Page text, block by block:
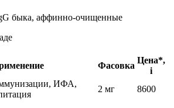
быка, аффинно-очищенные
Фасовка
Цена*,
i
ИФА,
2 мг 8600